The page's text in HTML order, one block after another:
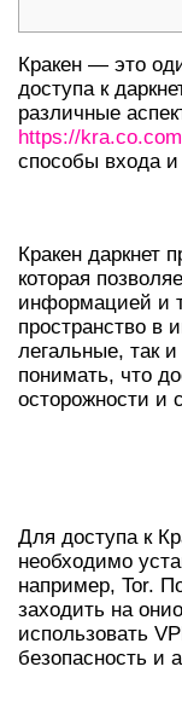
Кракен — это
доступа к
различные
https://kra.co.com
способы входа и
Кракен даркнет
которая
информацией и
пространство в
легальные, так
понимать, что
осторожности и
Для доступа к
необходимо
например, Tor.
заходить на
использовать
безопасность и